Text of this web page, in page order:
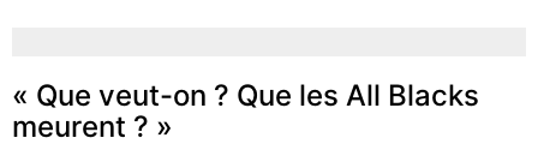
« Que veut-on ? Que les All Blacks
meurent ? »